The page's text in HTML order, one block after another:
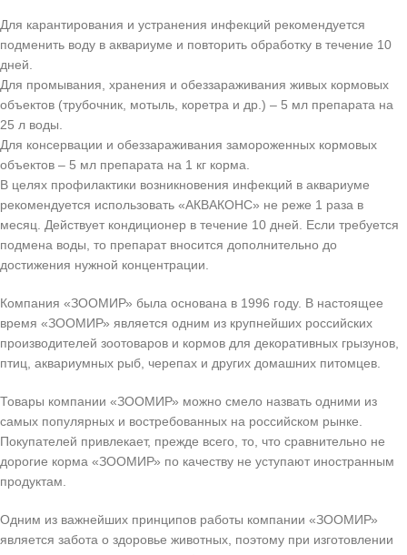
Для карантирования и устранения инфекций рекомендуется
подменить воду в аквариуме и повторить обработку в течение 10
дней.
Для промывания, хранения и обеззараживания живых кормовых
объектов (трубочник, мотыль, коретра и др.) – 5 мл препарата на
25 л воды.
Для консервации и обеззараживания замороженных кормовых
объектов – 5 мл препарата на 1 кг корма.
В целях профилактики возникновения инфекций в аквариуме
рекомендуется использовать «АКВАКОНС» не реже 1 раза в
месяц. Действует кондиционер в течение 10 дней. Если требуется
подмена воды, то препарат вносится дополнительно до
достижения нужной концентрации.
Компания «ЗООМИР» была основана в 1996 году. В настоящее
время «ЗООМИР» является одним из крупнейших российских
производителей зоотоваров и кормов для декоративных грызунов,
птиц, аквариумных рыб, черепах и других домашних питомцев.
Товары компании «ЗООМИР» можно смело назвать одними из
самых популярных и востребованных на российском рынке.
Покупателей привлекает, прежде всего, то, что сравнительно не
дорогие корма «ЗООМИР» по качеству не уступают иностранным
продуктам.
Одним из важнейших принципов работы компании «ЗООМИР»
является забота о здоровье животных, поэтому при изготовлении